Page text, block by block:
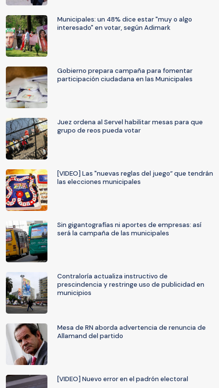
Municipales: un 48% dice estar "muy o algo
interesado" en votar, según Adimark
Gobierno prepara campaña para fomentar
participación ciudadana en las Municipales
Juez ordena al Servel habilitar mesas para que
grupo de reos pueda votar
[VIDEO] Las "nuevas reglas del juego” que tendrán
las elecciones municipales
Sin gigantografías ni aportes de empresas: así
será la campaña de las municipales
Contraloría actualiza instructivo de
prescindencia y restringe uso de publicidad en
municipios
Mesa de RN aborda advertencia de renuncia de
Allamand del partido
[VIDEO] Nuevo error en el padrón electoral